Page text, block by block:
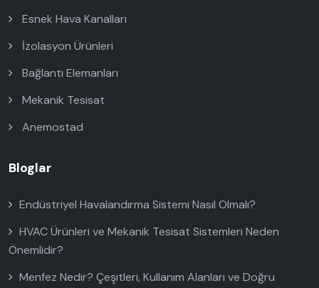
Esnek Hava Kanalları
İzolasyon Ürünleri
Bağlantı Elemanları
Mekanik Tesisat
Anemostad
Bloglar
Endüstriyel Havalandırma Sistemi Nasıl Olmalı?
HVAC Ürünleri ve Mekanik Tesisat Sistemleri Neden
Önemlidir?
Menfez Nedir? Çeşitleri, Kullanım Alanları ve Doğru